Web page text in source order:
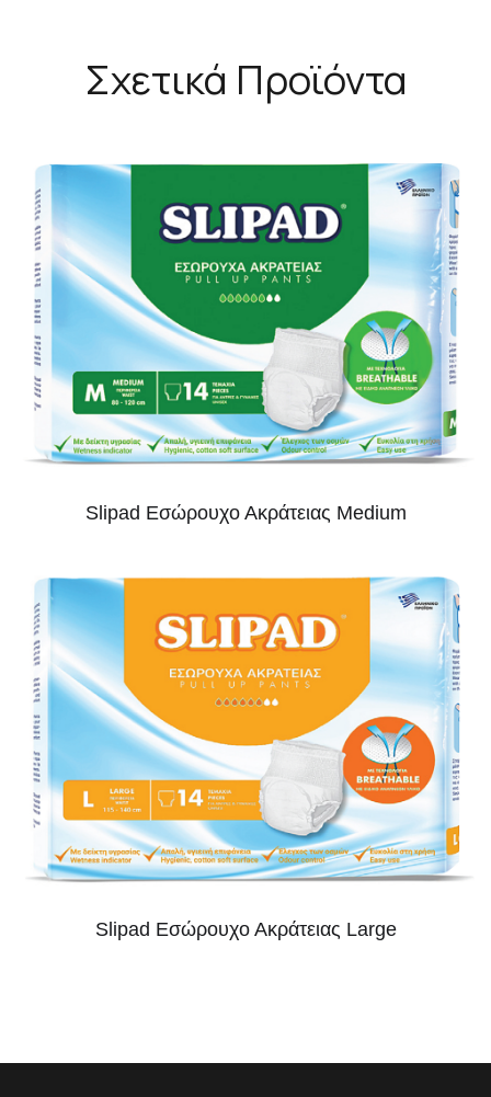
Σχετικά Προϊόντα
Slipad Εσώρουχο Ακράτειας Medium
Slipad Εσώρουχο Ακράτειας Large